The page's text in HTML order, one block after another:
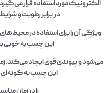
در برابر رطوبت و
ویژگی آن را برای استفاده در
این چسب به خوبی
می‌شود و پیوندی قوی ایجاد
این چسب به گونه‌ای